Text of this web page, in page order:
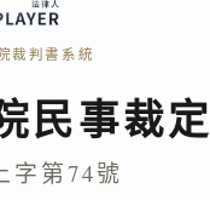
裁判書系統
民事裁定
字第74號